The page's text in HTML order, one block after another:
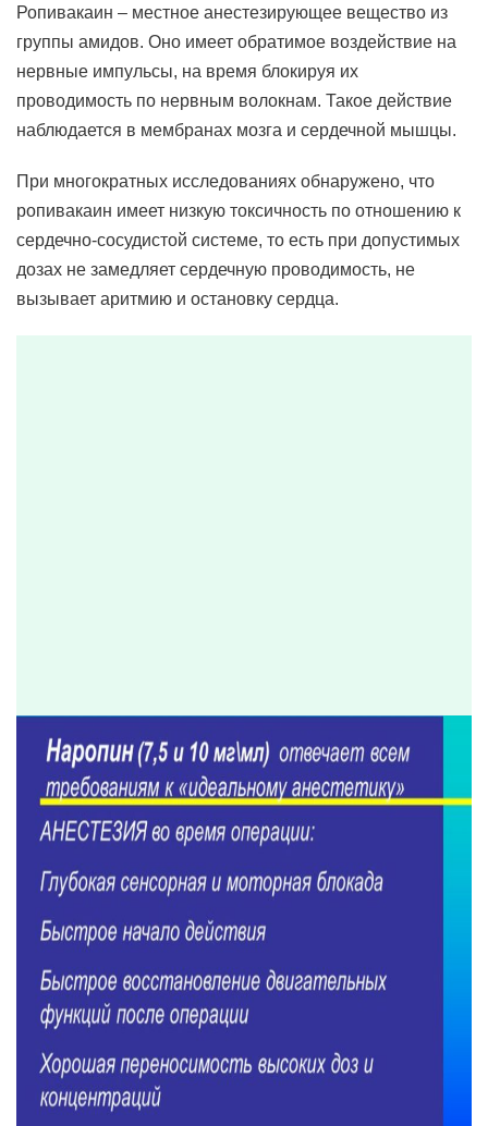
Ропивакаин – местное анестезирующее вещество из
группы амидов. Оно имеет обратимое воздействие на
нервные импульсы, на время блокируя их
проводимость по нервным волокнам. Такое действие
наблюдается в мембранах мозга и сердечной мышцы.
При многократных исследованиях обнаружено, что
ропивакаин имеет низкую токсичность по отношению к
сердечно-сосудистой системе, то есть при допустимых
дозах не замедляет сердечную проводимость, не
вызывает аритмию и остановку сердца.